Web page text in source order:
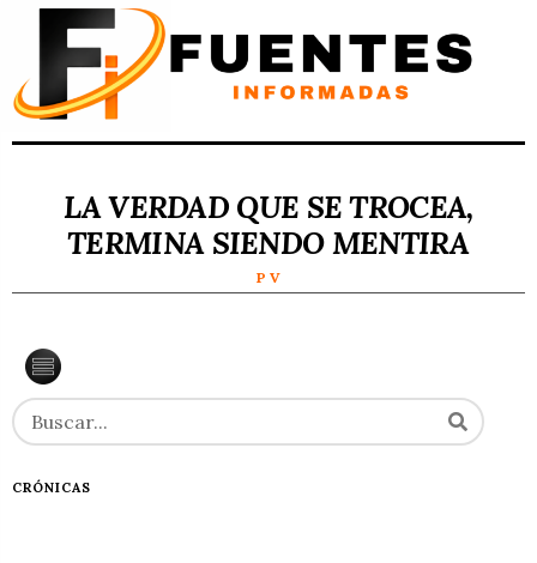
LA VERDAD QUE SE TROCEA,
TERMINA SIENDO MENTIRA
P V
CRÓNICAS